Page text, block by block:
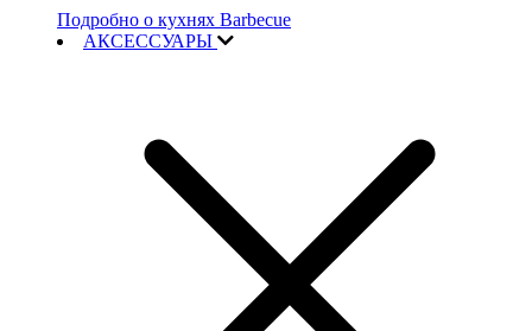
Подробно о кухнях Barbecue
АКСЕССУАРЫ